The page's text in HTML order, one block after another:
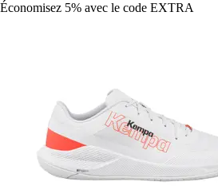
Économisez 5% avec le code EXTRA